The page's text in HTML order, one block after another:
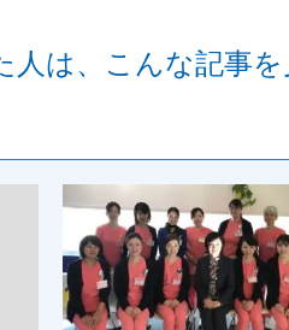
人は、こんな記事を